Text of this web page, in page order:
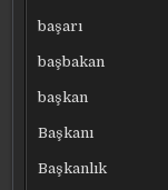
başarı
başbakan
başkan
Başkanı
Başkanlık